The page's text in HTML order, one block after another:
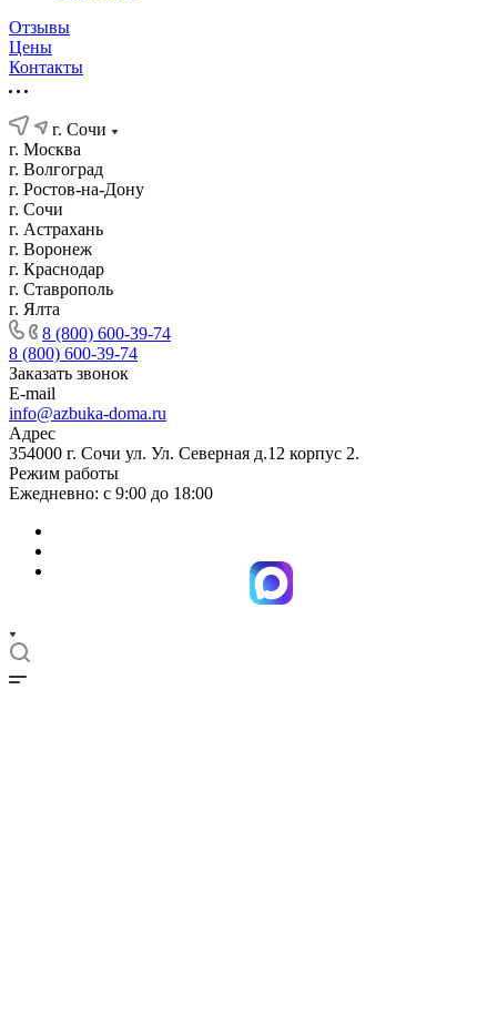
Отзывы
Цены
Контакты
г. Сочи
г. Москва
г. Волгоград
г. Ростов-на-Дону
г. Сочи
г. Астрахань
г. Воронеж
г. Краснодар
г. Ставрополь
г. Ялта
8 (800) 600-39-74
8 (800) 600-39-74
Заказать звонок
E-mail
info@azbuka-doma.ru
Адрес
354000 г. Сочи ул. Ул. Северная д.12 корпус 2.
Режим работы
Ежедневно: с 9:00 до 18:00